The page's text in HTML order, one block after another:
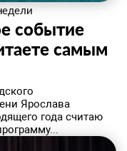
событие
самым
Ярослава
года считаю